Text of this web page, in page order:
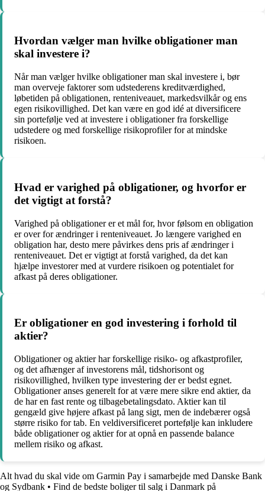
Hvordan vælger man hvilke obligationer man
skal investere i?
Når man vælger hvilke obligationer man skal investere i, bør
man overveje faktorer som udstederens kreditværdighed,
løbetiden på obligationen, renteniveauet, markedsvilkår og ens
egen risikovillighed. Det kan være en god idé at diversificere
sin portefølje ved at investere i obligationer fra forskellige
udstedere og med forskellige risikoprofiler for at mindske
risikoen.
Hvad er varighed på obligationer, og hvorfor er
det vigtigt at forstå?
Varighed på obligationer er et mål for, hvor følsom en obligation
er over for ændringer i renteniveauet. Jo længere varighed en
obligation har, desto mere påvirkes dens pris af ændringer i
renteniveauet. Det er vigtigt at forstå varighed, da det kan
hjælpe investorer med at vurdere risikoen og potentialet for
afkast på deres obligationer.
Er obligationer en god investering i forhold til
aktier?
Obligationer og aktier har forskellige risiko- og afkastprofiler,
og det afhænger af investorens mål, tidshorisont og
risikovillighed, hvilken type investering der er bedst egnet.
Obligationer anses generelt for at være mere sikre end aktier, da
de har en fast rente og tilbagebetalingsdato. Aktier kan til
gengæld give højere afkast på lang sigt, men de indebærer også
større risiko for tab. En veldiversificeret portefølje kan inkludere
både obligationer og aktier for at opnå en passende balance
mellem risiko og afkast.
Alt hvad du skal vide om Garmin Pay i samarbejde med Danske Bank
og Sydbank • Find de bedste boliger til salg i Danmark på